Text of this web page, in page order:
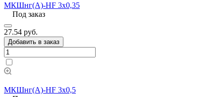
МКШнг(А)-HF 3х0,35
Под заказ
27.54 руб.
Добавить в заказ
МКШнг(А)-HF 3х0,5